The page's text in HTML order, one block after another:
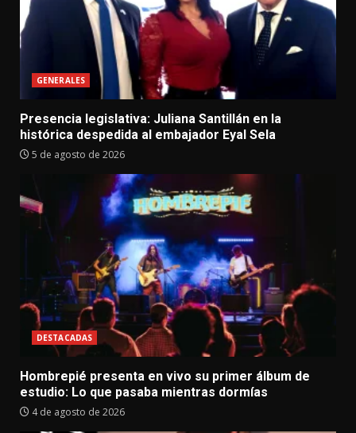
GENERALES
Presencia legislativa: Juliana Santillán en la
histórica despedida al embajador Eyal Sela
5 de agosto de 2026
DESTACADAS
Hombrepié presenta en vivo su primer álbum de
estudio: Lo que pasaba mientras dormías
4 de agosto de 2026